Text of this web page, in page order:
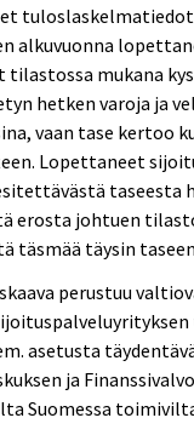
alkuvuonna
mukana
hetken varoja ja
vaan tase kertoo
Lopettaneet
taseesta
erosta johtuen
täsmää täysin
perustuu
asetusta
ja
Suomessa